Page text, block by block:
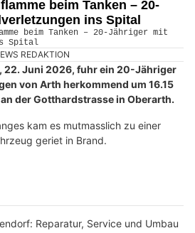
beim Tanken – 20-
ins Spital
REDAKTION
22. Juni 2026, fuhr ein 20-Jähriger
von Arth herkommend um 16.15
der Gotthardstrasse in Oberarth.
kam es mutmasslich zu einer
geriet in Brand.